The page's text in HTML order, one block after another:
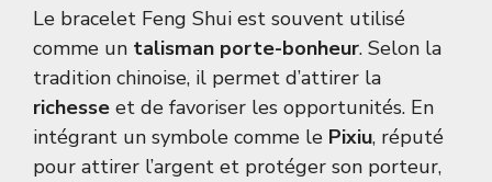
Le bracelet Feng Shui est souvent utilisé
comme un talisman porte-bonheur. Selon la
tradition chinoise, il permet d’attirer la
richesse et de favoriser les opportunités. En
intégrant un symbole comme le Pixiu, réputé
pour attirer l’argent et protéger son porteur,